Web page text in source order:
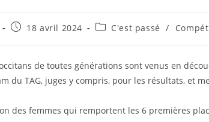
18 avril 2024 C'est passé /
de toutes générations sont venus en
du TAG, juges y compris, pour les résultats, et
des femmes qui remportent les 6 premières